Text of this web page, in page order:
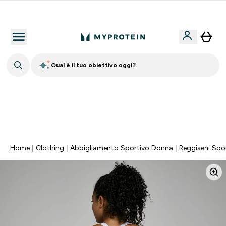
Qual è il tuo obiettivo oggi?
Home Clothing Abbigliamento Sportivo Donna Reggiseni